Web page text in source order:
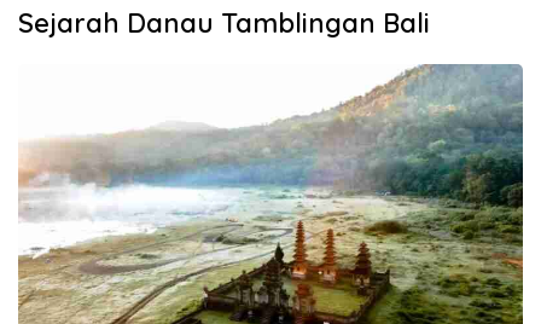
Sejarah Danau Tamblingan Bali